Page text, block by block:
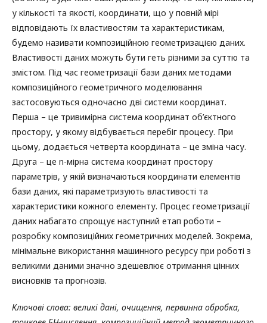
у кількості та якості, координати, що у повній мірі
відповідають їх властивостям та характеристикам,
будемо називати композиційною геометризацією даних.
Властивості даних можуть бути геть різними за суттю та
змістом. Під час геометризації бази даних методами
композиційного геометричного моделювання
застосовуються одночасно дві системи координат.
Перша – це тривимірна система координат об’єктного
простору, у якому відбувається перебіг процесу. При
цьому, додається четверта координата – це зміна часу.
Друга – це n-мірна система координат простору
параметрів, у якій визначаються координати елементів
бази даних, які параметризують властивості та
характеристики кожного елементу. Процес геометризації
даних набагато спрощує наступний етап роботи –
розробку композиційних геометричних моделей. Зокрема,
мінімальне використання машинного ресурсу при роботі з
великими даними значно здешевлює отримання цінних
висновків та прогнозів.
Ключові слова: великі дані, очищення, первинна обробка,